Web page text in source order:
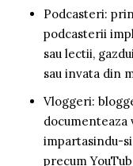
Podcasteri:
podcasterii
sau lectii,
sau invata din
Vloggeri:
documenteaza
impartasindu-
precum